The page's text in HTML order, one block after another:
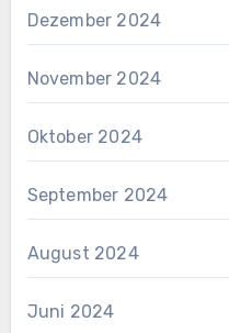
Dezember 2024
November 2024
Oktober 2024
September 2024
August 2024
Juni 2024